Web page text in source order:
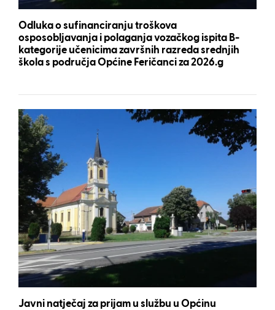
Odluka o sufinanciranju troškova
osposobljavanja i polaganja vozačkog ispita B-
kategorije učenicima završnih razreda srednjih
škola s područja Općine Feričanci za 2026.g
Javni natječaj za prijam u službu u Općinu